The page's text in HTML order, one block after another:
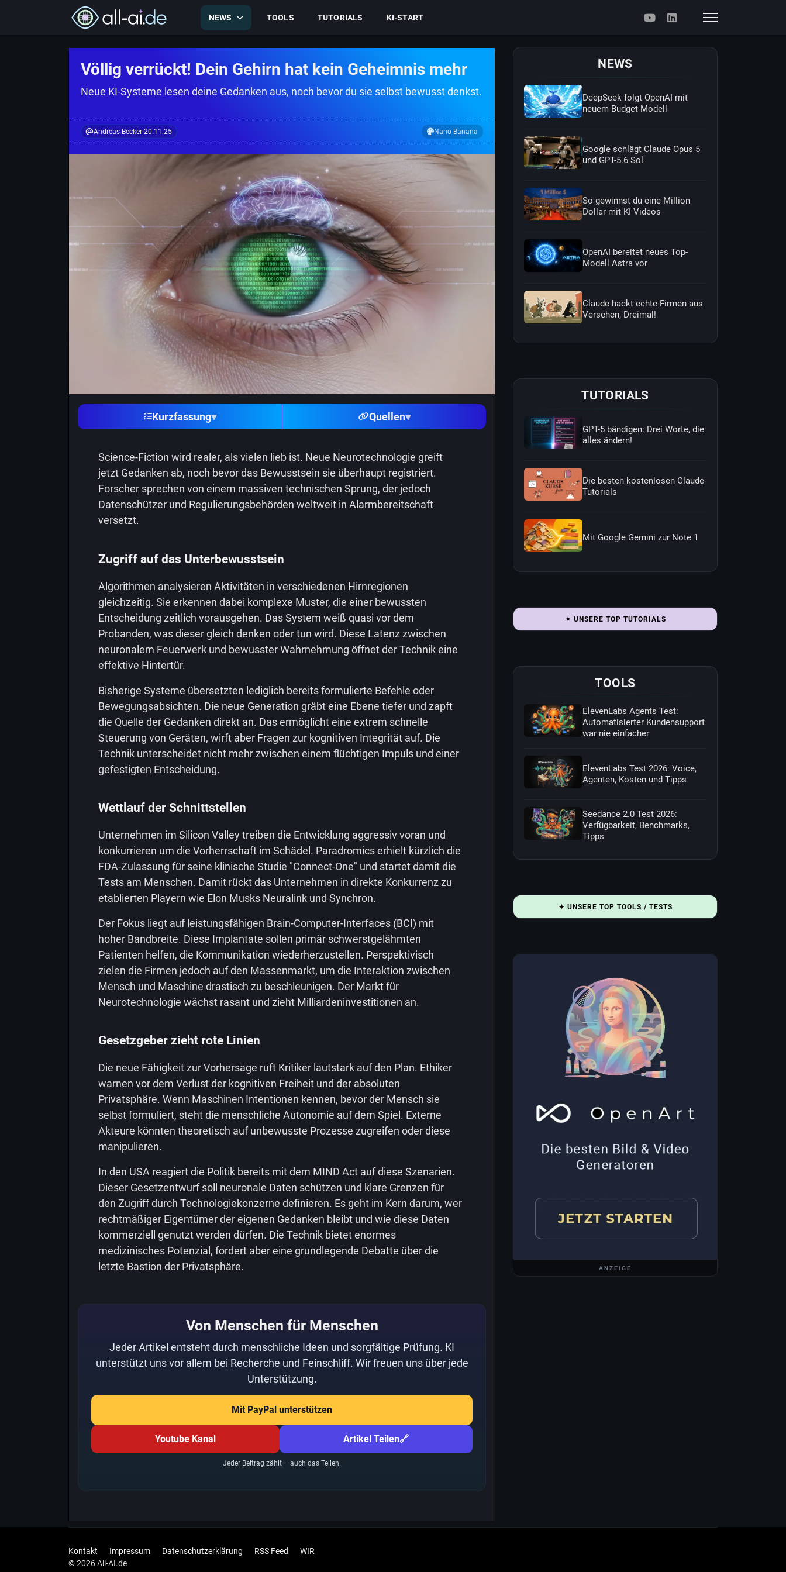
NEWS TOOLS TUTORIALS KI-START
Völlig verrückt! Dein Gehirn hat kein Geheimnis mehr
Neue KI-Systeme lesen deine Gedanken aus, noch bevor du sie selbst bewusst denkst.
Andreas Becker·20.11.25 Nano Banana
Kurzfassung▾ Quellen▾
Science-Fiction wird realer, als vielen lieb ist. Neue Neurotechnologie greift
jetzt Gedanken ab, noch bevor das Bewusstsein sie überhaupt registriert.
Forscher sprechen von einem massiven technischen Sprung, der jedoch
Datenschützer und Regulierungsbehörden weltweit in Alarmbereitschaft
versetzt.
Zugriff auf das Unterbewusstsein
Algorithmen analysieren Aktivitäten in verschiedenen Hirnregionen
gleichzeitig. Sie erkennen dabei komplexe Muster, die einer bewussten
Entscheidung zeitlich vorausgehen. Das System weiß quasi vor dem
Probanden, was dieser gleich denken oder tun wird. Diese Latenz zwischen
neuronalem Feuerwerk und bewusster Wahrnehmung öffnet der Technik eine
effektive Hintertür.
Bisherige Systeme übersetzten lediglich bereits formulierte Befehle oder
Bewegungsabsichten. Die neue Generation gräbt eine Ebene tiefer und zapft
die Quelle der Gedanken direkt an. Das ermöglicht eine extrem schnelle
Steuerung von Geräten, wirft aber Fragen zur kognitiven Integrität auf. Die
Technik unterscheidet nicht mehr zwischen einem flüchtigen Impuls und einer
gefestigten Entscheidung.
Wettlauf der Schnittstellen
Unternehmen im Silicon Valley treiben die Entwicklung aggressiv voran und
konkurrieren um die Vorherrschaft im Schädel. Paradromics erhielt kürzlich die
FDA-Zulassung für seine klinische Studie "Connect-One" und startet damit die
Tests am Menschen. Damit rückt das Unternehmen in direkte Konkurrenz zu
etablierten Playern wie Elon Musks Neuralink und Synchron.
Der Fokus liegt auf leistungsfähigen Brain-Computer-Interfaces (BCI) mit
hoher Bandbreite. Diese Implantate sollen primär schwerstgelähmten
Patienten helfen, die Kommunikation wiederherzustellen. Perspektivisch
zielen die Firmen jedoch auf den Massenmarkt, um die Interaktion zwischen
Mensch und Maschine drastisch zu beschleunigen. Der Markt für
Neurotechnologie wächst rasant und zieht Milliardeninvestitionen an.
Gesetzgeber zieht rote Linien
Die neue Fähigkeit zur Vorhersage ruft Kritiker lautstark auf den Plan. Ethiker
warnen vor dem Verlust der kognitiven Freiheit und der absoluten
Privatsphäre. Wenn Maschinen Intentionen kennen, bevor der Mensch sie
selbst formuliert, steht die menschliche Autonomie auf dem Spiel. Externe
Akteure könnten theoretisch auf unbewusste Prozesse zugreifen oder diese
manipulieren.
In den USA reagiert die Politik bereits mit dem MIND Act auf diese Szenarien.
Dieser Gesetzentwurf soll neuronale Daten schützen und klare Grenzen für
den Zugriff durch Technologiekonzerne definieren. Es geht im Kern darum, wer
rechtmäßiger Eigentümer der eigenen Gedanken bleibt und wie diese Daten
kommerziell genutzt werden dürfen. Die Technik bietet enormes
medizinisches Potenzial, fordert aber eine grundlegende Debatte über die
letzte Bastion der Privatsphäre.
Von Menschen für Menschen
Jeder Artikel entsteht durch menschliche Ideen und sorgfältige Prüfung. KI
unterstützt uns vor allem bei Recherche und Feinschliff. Wir freuen uns über jede
Unterstützung.
Mit PayPal unterstützen
Youtube Kanal Artikel Teilen🔗
Jeder Beitrag zählt – auch das Teilen.
NEWS
DeepSeek folgt OpenAI mit
neuem Budget Modell
Google schlägt Claude Opus 5
und GPT-5.6 Sol
So gewinnst du eine Million
Dollar mit KI Videos
OpenAI bereitet neues Top-
Modell Astra vor
Claude hackt echte Firmen aus
Versehen, Dreimal!
TUTORIALS
GPT-5 bändigen: Drei Worte, die
alles ändern!
Die besten kostenlosen Claude-
Tutorials
Mit Google Gemini zur Note 1
✦ UNSERE TOP TUTORIALS
TOOLS
ElevenLabs Agents Test:
Automatisierter Kundensupport
war nie einfacher
ElevenLabs Test 2026: Voice,
Agenten, Kosten und Tipps
Seedance 2.0 Test 2026:
Verfügbarkeit, Benchmarks,
Tipps
✦ UNSERE TOP TOOLS / TESTS
ANZEIGE
Kontakt Impressum Datenschutzerklärung RSS Feed
WIR
© 2026 All-AI.de